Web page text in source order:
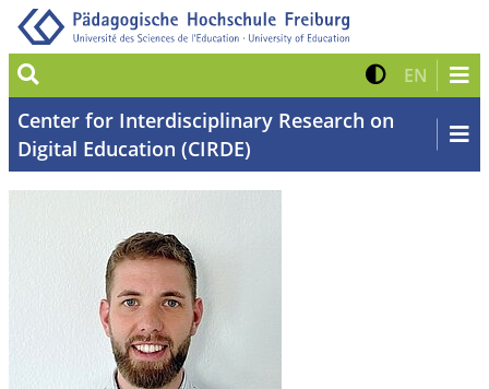
Suche Kontrast
EN Zur
Center for Interdisciplinary Research on
Digital Education (CIRDE)